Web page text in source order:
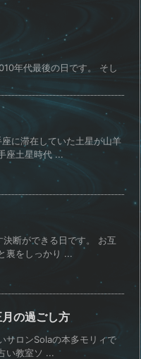
年代最後の日です。 そし
に滞在していた土星が山羊
座土星時代 ...
断ができる日です。 お互
裏をしっかり ...
の過ごし方
サロンSolaの本多モリィで
い教室ソ ...